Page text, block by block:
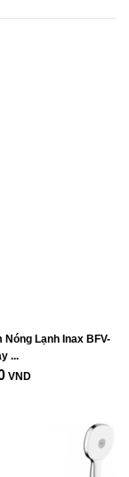
Nóng Lạnh Inax BFV-
...
VND